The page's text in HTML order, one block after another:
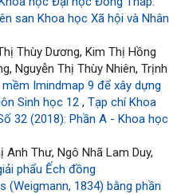
san Khoa học Xã hội và Nhân
Thùy Dương, Kim Thị Hồng
Nguyễn Thị Thùy Nhiên, Trịnh
mềm Imindmap 9 để xây dựng
Sinh học 12 , Tạp chí Khoa
32 (2018): Phần A - Khoa học
Anh Thư, Ngô Nhã Lam Duy,
phẩu Ếch đồng
(Weigmann, 1834) bằng phần